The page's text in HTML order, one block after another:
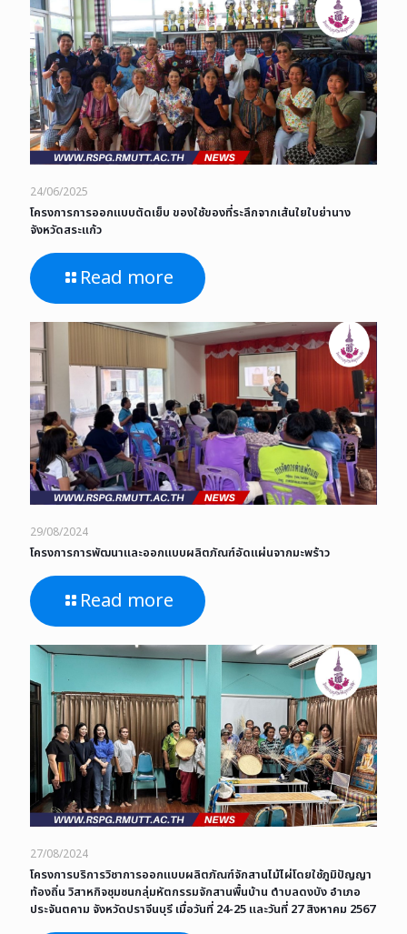
24/06/2025
โครงการการออกแบบตัดเย็บ ของใช้ของที่ระลึกจากเส้นใยใบย่านาง
จังหวัดสระแก้ว
Read more
29/08/2024
โครงการการพัฒนาและออกแบบผลิตภัณฑ์อัดแผ่นจากมะพร้าว
Read more
27/08/2024
โครงการบริการวิชาการออกแบบผลิตภัณฑ์จักสานไม้ไผ่โดยใช้ภูมิปัญญา
ท้องถิ่น วิสาหกิจชุมชนกลุ่มหัตกรรมจักสานพื้นบ้าน ตำบลดงบัง อำเภอ
ประจันตคาม จังหวัดปราจีนบุรี เมื่อวันที่ 24-25 และวันที่ 27 สิงหาคม 2567